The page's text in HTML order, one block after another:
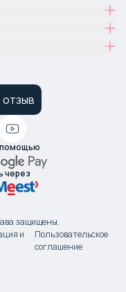
через
защищены.
и
Пользовательское
соглашение